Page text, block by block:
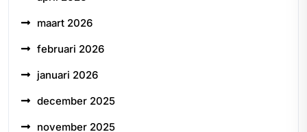
maart 2026
februari 2026
januari 2026
december 2025
november 2025